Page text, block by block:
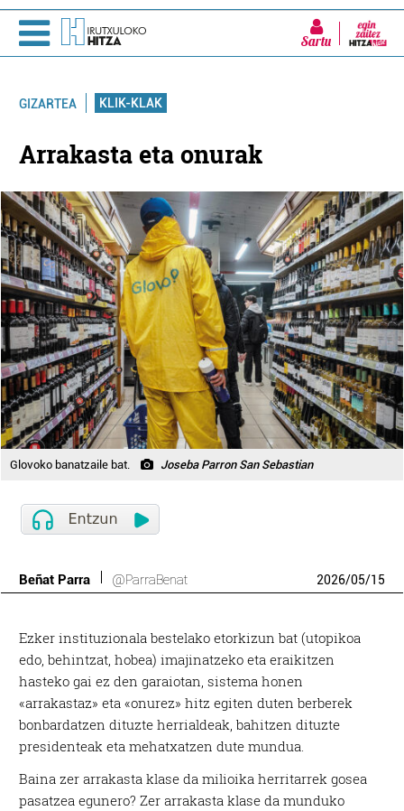
Sartu
GIZARTEA KLIK-KLAK
Arrakasta eta onurak
Glovoko banatzaile bat. Joseba Parron San Sebastian
Beñat Parra @ParraBenat 2026/05/15
Ezker instituzionala bestelako etorkizun bat (utopikoa
edo, behintzat, hobea) imajinatzeko eta eraikitzen
hasteko gai ez den garaiotan, sistema honen
«arrakastaz» eta «onurez» hitz egiten duten berberek
bonbardatzen dituzte herrialdeak, bahitzen dituzte
presidenteak eta mehatxatzen dute mundua.
Baina zer arrakasta klase da milioika herritarrek gosea
pasatzea egunero? Zer arrakasta klase da munduko